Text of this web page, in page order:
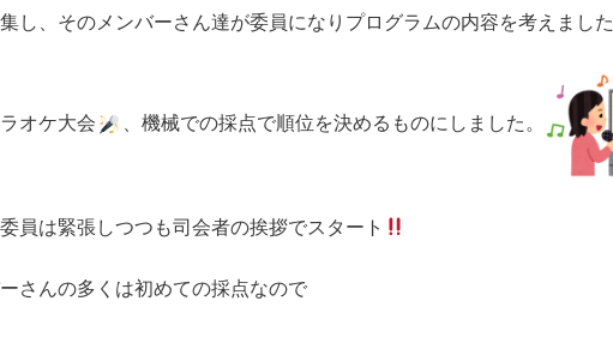
し、そのメンバーさん達が委員になりプログラムの内容を考えました
オケ大会 、機械での採点で順位を決めるものにしました。
員は緊張しつつも司会者の挨拶でスタート
さんの多くは初めての採点なので